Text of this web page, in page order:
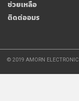
ช่วยเหลือ
ติดต่ออมร
© 2019 AMORN ELECTRONIC